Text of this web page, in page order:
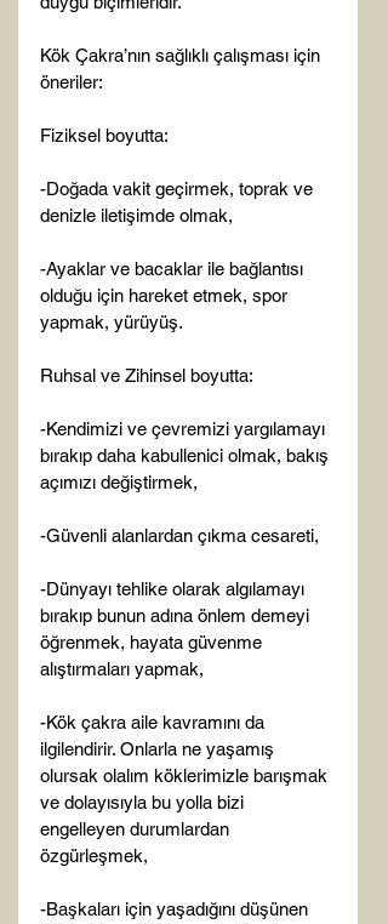
Kök Çakra’nın sağlıklı çalışması için
öneriler:
Fiziksel boyutta:
-Doğada vakit geçirmek, toprak ve
denizle iletişimde olmak,
-Ayaklar ve bacaklar ile bağlantısı
olduğu için hareket etmek, spor
yapmak, yürüyüş.
Ruhsal ve Zihinsel boyutta:
-Kendimizi ve çevremizi yargılamayı
bırakıp daha kabullenici olmak, bakış
açımızı değiştirmek,
-Güvenli alanlardan çıkma cesareti,
-Dünyayı tehlike olarak algılamayı
bırakıp bunun adına önlem demeyi
öğrenmek, hayata güvenme
alıştırmaları yapmak,
-Kök çakra aile kavramını da
ilgilendirir. Onlarla ne yaşamış
olursak olalım köklerimizle barışmak
ve dolayısıyla bu yolla bizi
engelleyen durumlardan
özgürleşmek,
-Başkaları için yaşadığını düşünen